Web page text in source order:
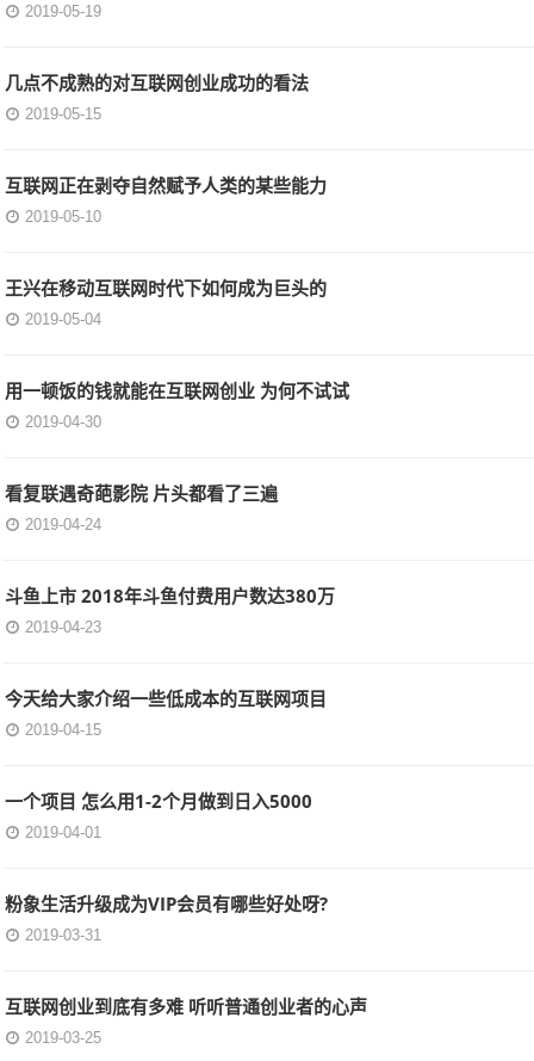
2019-05-19
几点不成熟的对互联网创业成功的看法
2019-05-15
互联网正在剥夺自然赋予人类的某些能力
2019-05-10
王兴在移动互联网时代下如何成为巨头的
2019-05-04
用一顿饭的钱就能在互联网创业 为何不试试
2019-04-30
看复联遇奇葩影院 片头都看了三遍
2019-04-24
斗鱼上市 2018年斗鱼付费用户数达380万
2019-04-23
今天给大家介绍一些低成本的互联网项目
2019-04-15
一个项目 怎么用1-2个月做到日入5000
2019-04-01
粉象生活升级成为VIP会员有哪些好处呀?
2019-03-31
互联网创业到底有多难 听听普通创业者的心声
2019-03-25